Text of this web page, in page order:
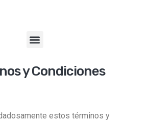
y Condiciones
estos términos y